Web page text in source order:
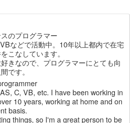
のプログラマー
などで活動中。10年以上都内で在宅
こなしています。
きなので、プログラマーにとても向
です。
C, VB, etc. I have been working in
10 years, working at home and on
basis.
things, so I'm a great person to be